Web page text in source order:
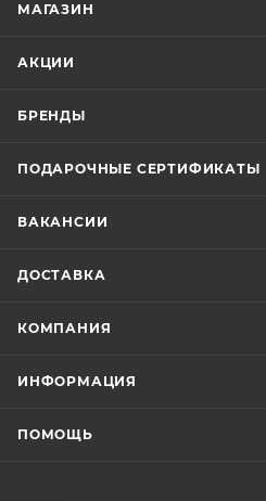
МАГАЗИН
АКЦИИ
БРЕНДЫ
ПОДАРОЧНЫЕ СЕРТИФИКАТЫ
ВАКАНСИИ
ДОСТАВКА
КОМПАНИЯ
ИНФОРМАЦИЯ
ПОМОЩЬ